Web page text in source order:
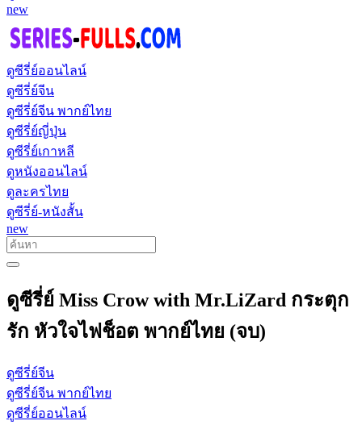
new
ดูซีรี่ย์ออนไลน์
ดูซีรี่ย์จีน
ดูซีรี่ย์จีน พากย์ไทย
ดูซีรี่ย์ญี่ปุ่น
ดูซีรี่ย์เกาหลี
ดูหนังออนไลน์
ดูละครไทย
ดูซีรี่ย์-หนังสั้น
new
ดูซีรี่ย์ Miss Crow with Mr.LiZard กระตุก
รัก หัวใจไฟช็อต พากย์ไทย (จบ)
ดูซีรี่ย์จีน
ดูซีรี่ย์จีน พากย์ไทย
ดูซีรี่ย์ออนไลน์